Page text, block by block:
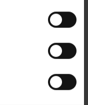
SUSCRIPCIÓN
CAPITALES DE
PROVINCIA 4
949,00 €